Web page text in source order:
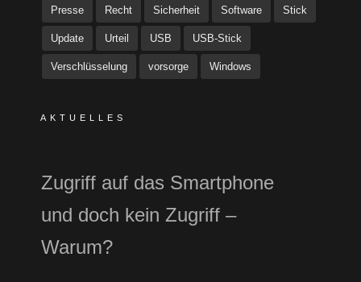
Presse Recht Sicherheit Software Stick
Update Urteil USB USB-Stick
Verschlüsselung vorsorge Windows
AKTUELLES
Zugriff auf das Smartphone
und doch kein Zugriff –
Warum?